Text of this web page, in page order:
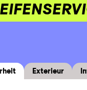
Exterieur